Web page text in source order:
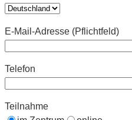
E-Mail-Adresse (Pflichtfeld)
Telefon
Teilnahme